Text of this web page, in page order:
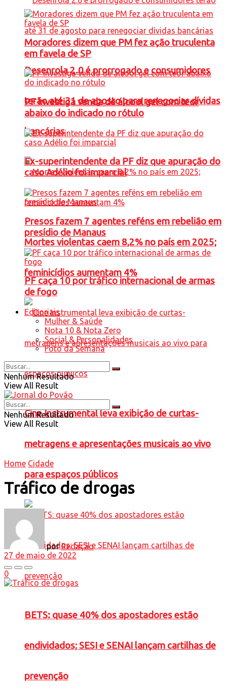
Desenrola 2.0 é prorrogado e consumidores
terão até 31 de agosto para renegociar dívidas
bancárias
Mortes violentas caem 8,2% no país em 2025;
feminicídios aumentam 4%
Cine Instrumental leva exibição de curtas-
metragens e apresentações musicais ao vivo
para espaços públicos
BETS: quase 40% dos apostadores estão
endividados; SESI e SENAI lançam cartilhas de
prevenção
Moradores dizem que PM fez ação truculenta
em favela de SP
PF investiga venda de álcool gel com teor
abaixo do indicado no rótulo
Ex-superintendente da PF diz que apuração do
caso Adélio foi imparcial
Presos fazem 7 agentes reféns em rebelião em
presídio de Manaus
PF caça 10 por tráfico internacional de armas
de fogo
Editoriais
Mulher & Saúde
Nota 10 & Nota Zero
Social & Personalidades
Foto da Semana
Nenhum Resultado
View All Result
Nenhum Resultado
View All Result
Home Cidade
Tráfico de drogas
por Redação
27 de maio de 2022
0